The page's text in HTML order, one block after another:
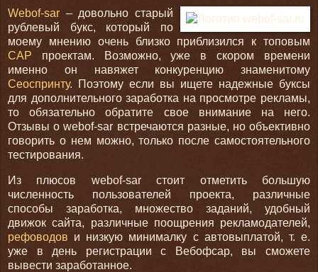
Webof-sar – довольно старый
рублевый букс, который по
моему мнению очень близко приблизился к топовым
САР проектам. Возможно, уже в скором времени
именно он навяжет конкуренцию знаменитому
Сеоспринту. Поэтому если вы ищете надежные буксы
для дополнительного заработка на просмотре рекламы,
то обязательно обратите свое внимание на него.
Отзывы о webof-sar встречаются разные, но объективно
говорить о нем можно, только после самостоятельного
тестирования.
Из плюсов webof-sar стоит отметить большую
численность пользователей проекта, различные
способы заработка, множество заданий, удобный
движок сайта, различные поощрения рекламодателей,
рефоводов и низкую минималку с автовыплатой, т. е.
уже в день регистрации с Вебофсар, вы сможете
вывести заработанное.